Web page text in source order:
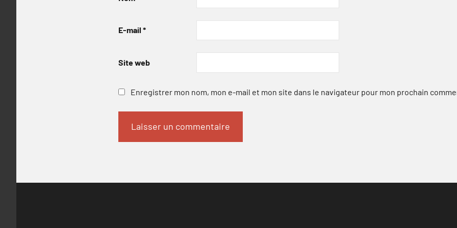
E-mail *
Site web
Enregistrer mon nom, mon e-mail et mon site dans le navigateur pour mon prochain